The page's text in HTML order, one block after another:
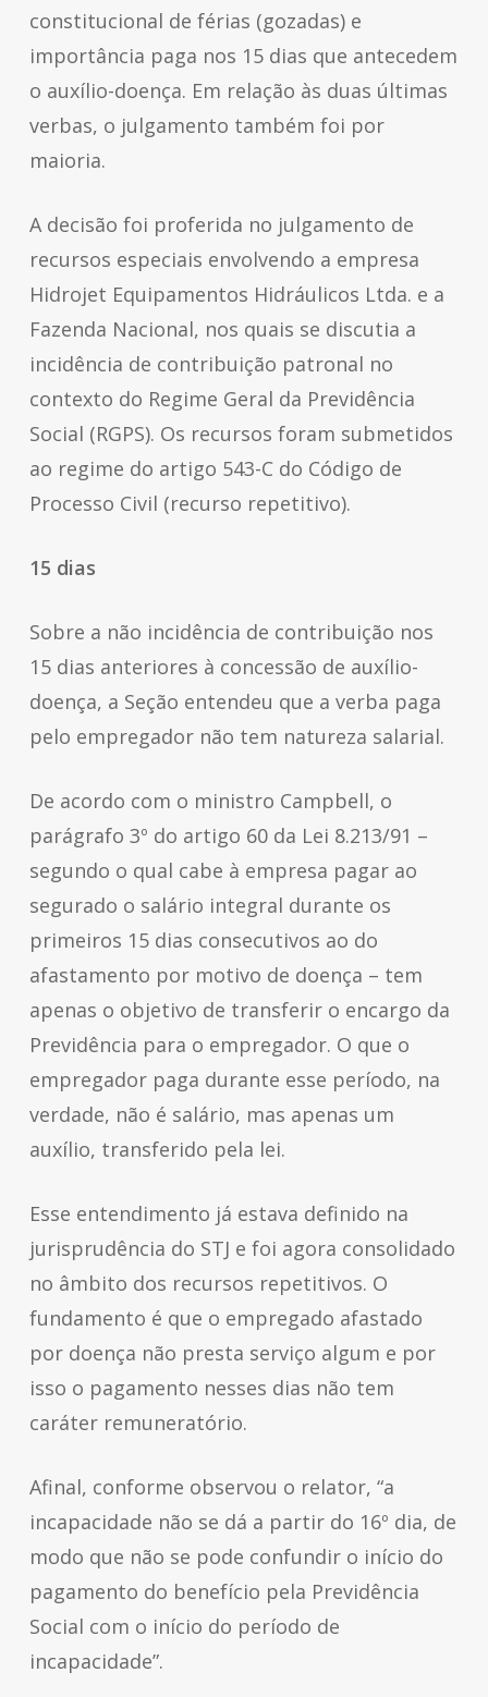
constitucional de férias (gozadas) e
importância paga nos 15 dias que antecedem
o auxílio-doença. Em relação às duas últimas
verbas, o julgamento também foi por
maioria.
A decisão foi proferida no julgamento de
recursos especiais envolvendo a empresa
Hidrojet Equipamentos Hidráulicos Ltda. e a
Fazenda Nacional, nos quais se discutia a
incidência de contribuição patronal no
contexto do Regime Geral da Previdência
Social (RGPS). Os recursos foram submetidos
ao regime do artigo 543-C do Código de
Processo Civil (recurso repetitivo).
15 dias
Sobre a não incidência de contribuição nos
15 dias anteriores à concessão de auxílio-
doença, a Seção entendeu que a verba paga
pelo empregador não tem natureza salarial.
De acordo com o ministro Campbell, o
parágrafo 3º do artigo 60 da Lei 8.213/91 –
segundo o qual cabe à empresa pagar ao
segurado o salário integral durante os
primeiros 15 dias consecutivos ao do
afastamento por motivo de doença – tem
apenas o objetivo de transferir o encargo da
Previdência para o empregador. O que o
empregador paga durante esse período, na
verdade, não é salário, mas apenas um
auxílio, transferido pela lei.
Esse entendimento já estava definido na
jurisprudência do STJ e foi agora consolidado
no âmbito dos recursos repetitivos. O
fundamento é que o empregado afastado
por doença não presta serviço algum e por
isso o pagamento nesses dias não tem
caráter remuneratório.
Afinal, conforme observou o relator, “a
incapacidade não se dá a partir do 16º dia, de
modo que não se pode confundir o início do
pagamento do benefício pela Previdência
Social com o início do período de
incapacidade”.